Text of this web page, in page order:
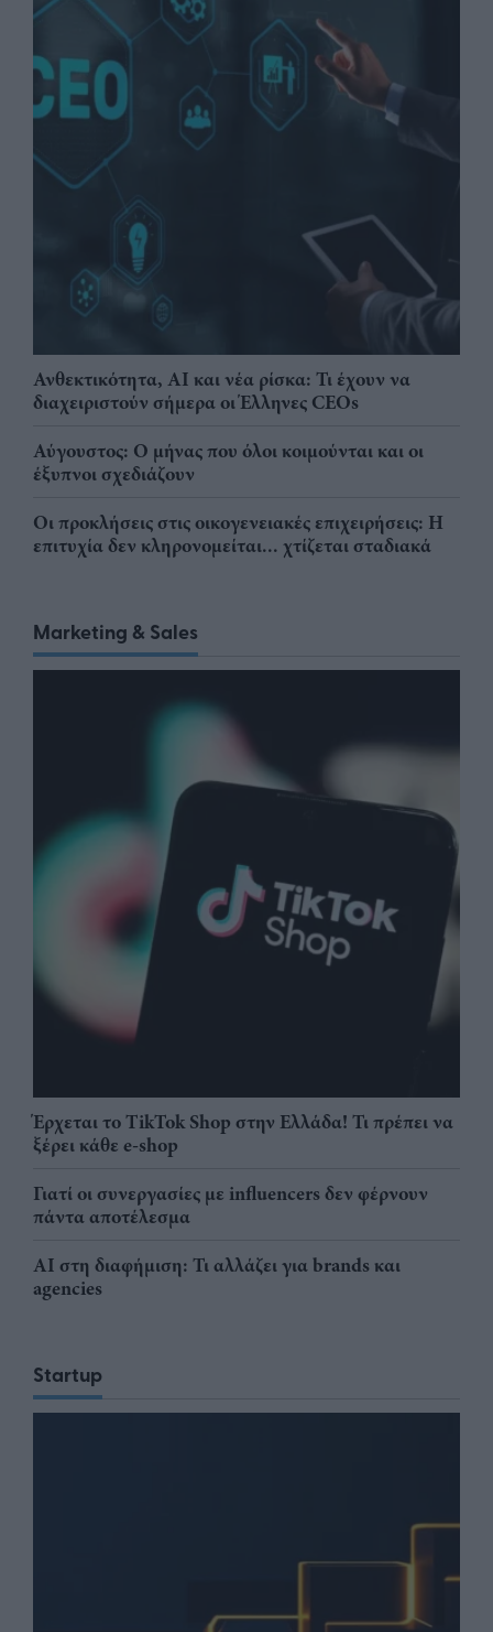
Ανθεκτικότητα, AI και νέα ρίσκα: Τι έχουν να
διαχειριστούν σήμερα οι Έλληνες CEOs
Αύγουστος: Ο μήνας που όλοι κοιμούνται και οι
έξυπνοι σχεδιάζουν
Οι προκλήσεις στις οικογενειακές επιχειρήσεις: Η
επιτυχία δεν κληρονομείται... χτίζεται σταδιακά
Marketing & Sales
Έρχεται το TikTok Shop στην Ελλάδα! Τι πρέπει να
ξέρει κάθε e-shop
Γιατί οι συνεργασίες με influencers δεν φέρνουν
πάντα αποτέλεσμα
AI στη διαφήμιση: Τι αλλάζει για brands και
agencies
Startup